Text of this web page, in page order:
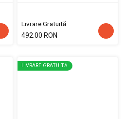
Livrare Gratuită
492.00 RON
LIVRARE GRATUITĂ